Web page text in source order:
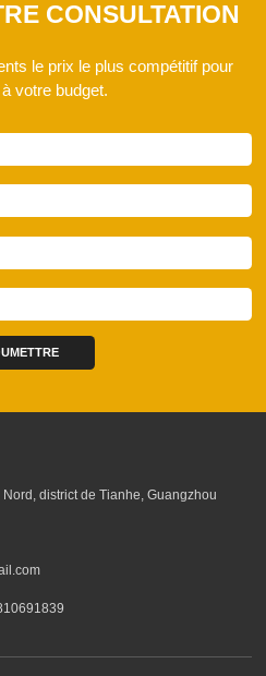
CONSULTATION
le prix le plus compétitif pour
votre budget.
district de Tianhe, Guangzhou